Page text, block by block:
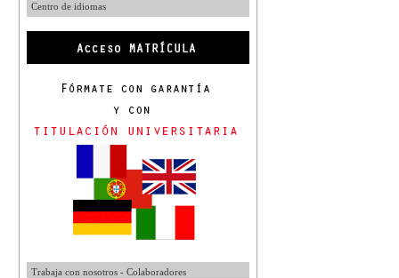
Centro de idiomas
Trabaja con nosotros - Colaboradores